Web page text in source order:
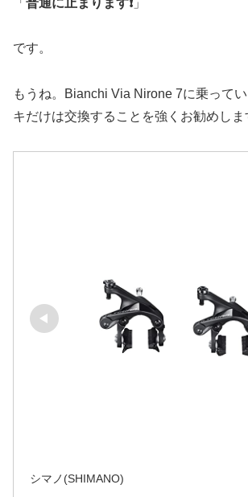
です。
もうね。Bianchi Via Nirone 7に乗って
キだけは交換することを強くお勧めしま
シマノ(SHIMANO)